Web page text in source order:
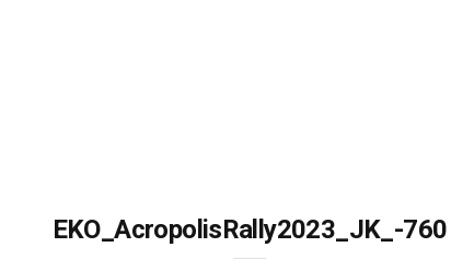
EKO_AcropolisRally2023_JK_-760